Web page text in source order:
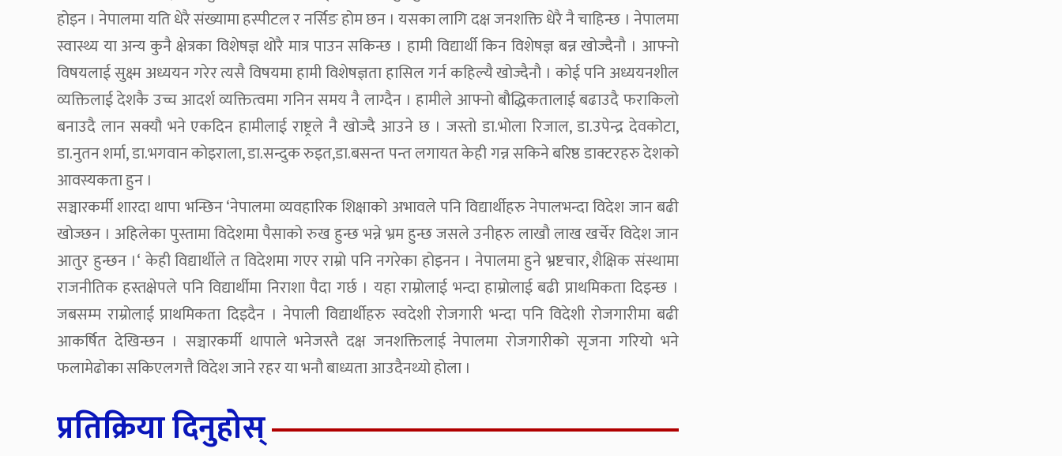
होइन । नेपालमा यति धेरै संख्यामा हस्पीटल र नर्सिङ होम छन । यसका लागि दक्ष जनशक्ति धेरै नै चाहिन्छ । नेपालमा
स्वास्थ्य या अन्य कुनै क्षेत्रका विशेषज्ञ थोरै मात्र पाउन सकिन्छ । हामी विद्यार्थी किन विशेषज्ञ बन्न खोज्दैनौ । आफ्नो
विषयलाई सुक्ष्म अध्ययन गरेर त्यसै विषयमा हामी विशेषज्ञता हासिल गर्न कहिल्यै खोज्दैनौ । कोई पनि अध्ययनशील
व्यक्तिलाई देशकै उच्च आदर्श व्यक्तित्वमा गनिन समय नै लाग्दैन । हामीले आफ्नो बौद्धिकतालाई बढाउदै फराकिलो
बनाउदै लान सक्यौ भने एकदिन हामीलाई राष्ट्रले नै खोज्दै आउने छ । जस्तो डा.भोला रिजाल, डा.उपेन्द्र देवकोटा,
डा.नुतन शर्मा, डा.भगवान कोइराला, डा.सन्दुक रुइत,डा.बसन्त पन्त लगायत केही गन्न सकिने बरिष्ठ डाक्टरहरु देशको
आवस्यकता हुन ।
सञ्चारकर्मी शारदा थापा भन्छिन ‘नेपालमा व्यवहारिक शिक्षाको अभावले पनि विद्यार्थीहरु नेपालभन्दा विदेश जान बढी
खोज्छन । अहिलेका पुस्तामा विदेशमा पैसाको रुख हुन्छ भन्ने भ्रम हुन्छ जसले उनीहरु लाखौ लाख खर्चेर विदेश जान
आतुर हुन्छन ।‘ केही विद्यार्थीले त विदेशमा गएर राम्रो पनि नगरेका होइनन । नेपालमा हुने भ्रष्टचार, शैक्षिक संस्थामा
राजनीतिक हस्तक्षेपले पनि विद्यार्थीमा निराशा पैदा गर्छ । यहा राम्रोलाई भन्दा हाम्रोलाई बढी प्राथमिकता दिइन्छ ।
जबसम्म राम्रोलाई प्राथमिकता दिइदैन । नेपाली विद्यार्थीहरु स्वदेशी रोजगारी भन्दा पनि विदेशी रोजगारीमा बढी
आकर्षित देखिन्छन । सञ्चारकर्मी थापाले भनेजस्तै दक्ष जनशक्तिलाई नेपालमा रोजगारीको सृजना गरियो भने
फलामेढोका सकिएलगत्तै विदेश जाने रहर या भनौ बाध्यता आउदैनथ्यो होला ।
प्रतिक्रिया दिनुहोस्